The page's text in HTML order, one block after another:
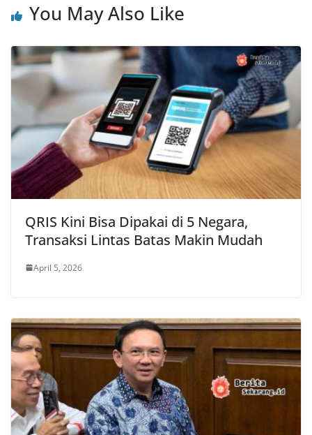
You May Also Like
QRIS Kini Bisa Dipakai di 5 Negara,
Transaksi Lintas Batas Makin Mudah
April 5, 2026